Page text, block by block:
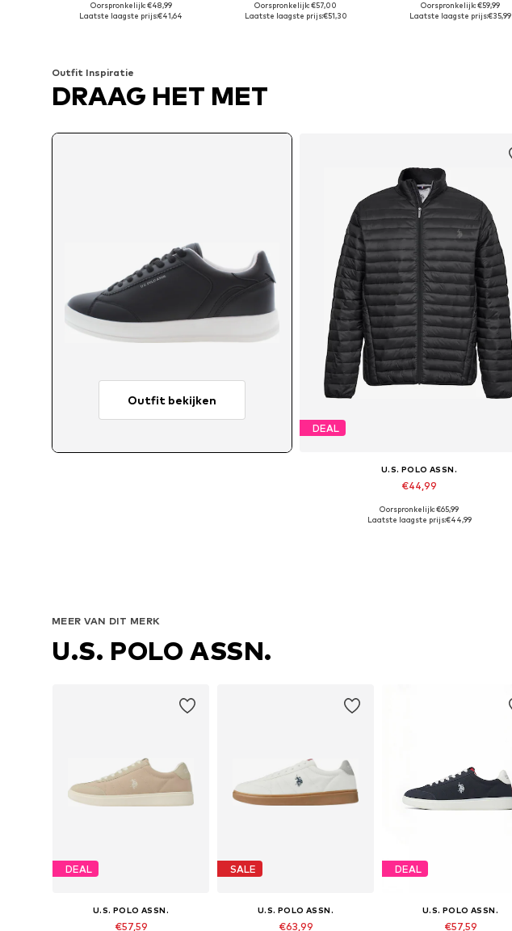
Beschikbaar in vele maten
Oorspronkelijk: €48,99
Laatste laagste prijs:€41,64
Beschikbaar in vele maten
Oorspronkelijk: €57,00
Laatste laagste prijs:€51,30
Beschikbaar in vele maten
Oorspronkelijk: €59,99
Laatste laagste prijs:€35,99
Outfit Inspiratie
DRAAG HET MET
Outfit bekijken
DEAL
U.S. POLO ASSN.
€44,99
Beschikbare maten: S, M, L, XL, XXL
Oorspronkelijk: €65,99
Laatste laagste prijs:€44,99
MEER VAN DIT MERK
U.S. POLO ASSN.
DEAL
U.S. POLO ASSN.
€57,59
SALE
U.S. POLO ASSN.
€63,99
DEAL
U.S. POLO ASSN.
€57,59